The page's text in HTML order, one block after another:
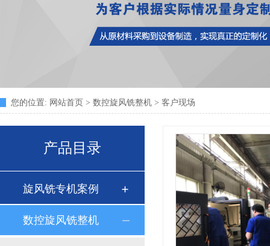
您的位置: 网站首页 > 数控旋风铣整机 > 客户现场
产品目录
旋风铣专机案例
数控旋风铣整机